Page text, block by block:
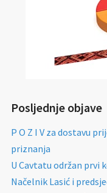
Posljednje objave
P O Z I V za dostavu
priznanja
U Cavtatu održan prvi
Načelnik Lasić i